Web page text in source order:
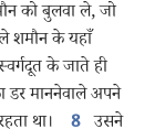
को बुलवा ले, जो
शमौन के यहाँ
के जाते ही
माननेवाले अपने
था।
8 उसने